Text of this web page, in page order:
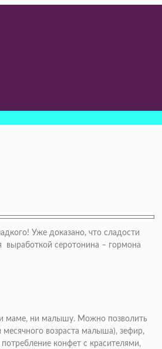
Уже доказано, что сладости
выработкой серотонина – гормона
маме, ни малышу. Можно позволить
возраста малыша), зефир,
конфет с красителями,